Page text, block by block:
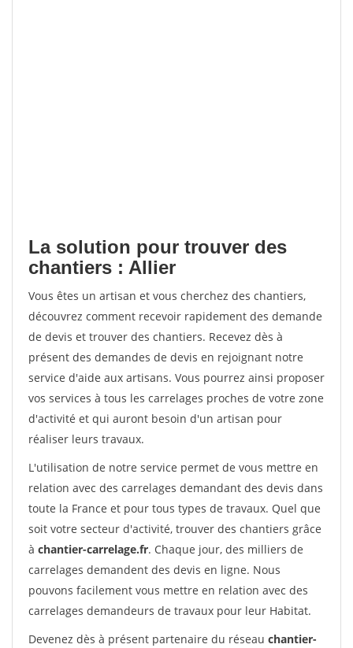
La solution pour trouver des
chantiers : Allier
Vous êtes un artisan et vous cherchez des chantiers,
découvrez comment recevoir rapidement des demande
de devis et trouver des chantiers. Recevez dès à
présent des demandes de devis en rejoignant notre
service d'aide aux artisans. Vous pourrez ainsi proposer
vos services à tous les carrelages proches de votre zone
d'activité et qui auront besoin d'un artisan pour
réaliser leurs travaux.
L'utilisation de notre service permet de vous mettre en
relation avec des carrelages demandant des devis dans
toute la France et pour tous types de travaux. Quel que
soit votre secteur d'activité, trouver des chantiers grâce
à chantier-carrelage.fr. Chaque jour, des milliers de
carrelages demandent des devis en ligne. Nous
pouvons facilement vous mettre en relation avec des
carrelages demandeurs de travaux pour leur Habitat.
Devenez dès à présent partenaire du réseau chantier-